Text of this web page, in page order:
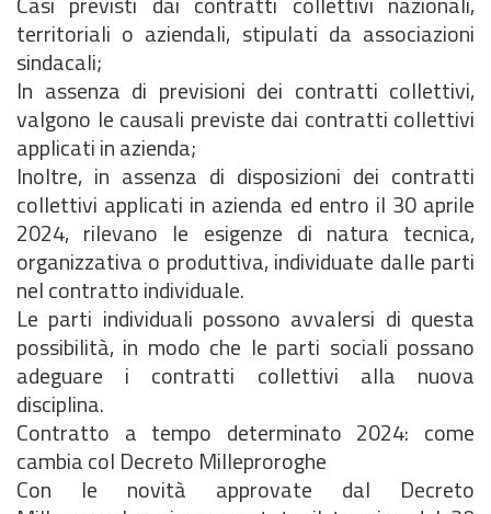
territoriali o aziendali, stipulati da associazioni
sindacali;
In assenza di previsioni dei contratti collettivi,
valgono le causali previste dai contratti collettivi
applicati in azienda;
Inoltre, in assenza di disposizioni dei contratti
collettivi applicati in azienda ed entro il 30 aprile
2024, rilevano le esigenze di natura tecnica,
organizzativa o produttiva, individuate dalle parti
nel contratto individuale.
Le parti individuali possono avvalersi di questa
possibilità, in modo che le parti sociali possano
adeguare i contratti collettivi alla nuova
disciplina.
Contratto a tempo determinato 2024: come
cambia col Decreto Milleproroghe
Con le novità approvate dal Decreto